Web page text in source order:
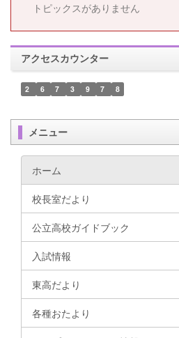
トピックスがありません
アクセスカウンター
2 6 7 3 9 7 8
メニュー
ホーム
校長室だより
公立高校ガイドブック
入試情報
東高だより
各種おたより